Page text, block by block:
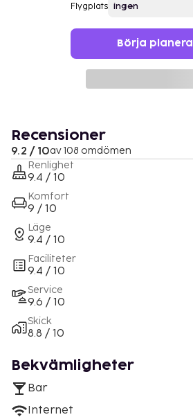
Flygplats
Börja planera
Recensioner
9.2 / 10av 108 omdömen
Renlighet
9.4 / 10
Komfort
9 / 10
Läge
9.4 / 10
Faciliteter
9.4 / 10
Service
9.6 / 10
Skick
8.8 / 10
Bekvämligheter
Bar
Internet